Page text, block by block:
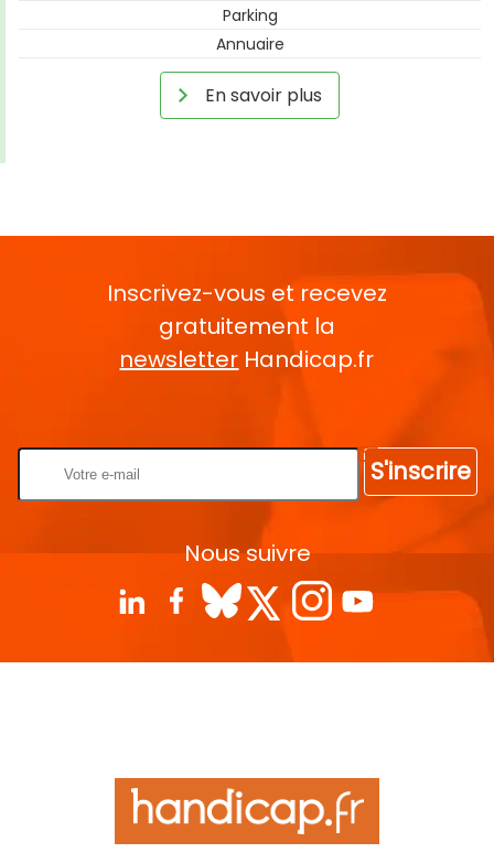
Parking
Annuaire
En savoir plus
Inscrivez-vous et recevez
gratuitement la
newsletter Handicap.fr
S'inscrire
Nous suivre